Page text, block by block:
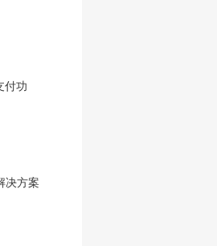
付功
决方案